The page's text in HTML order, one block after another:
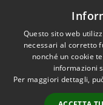
Dichiarazione di
Accessibilità
Questo sito web
necessari al corretto
nonché un cookie
informazioni
Per maggiori dettagli,